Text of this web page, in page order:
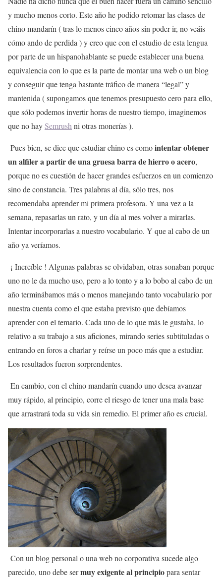
y mucho menos corto. Este año he podido retomar las clases de
chino mandarín ( tras lo menos cinco años sin poder ir, no veáis
cómo ando de perdida ) y creo que con el estudio de esta lengua
por parte de un hispanohablante se puede establecer una buena
equivalencia con lo que es la parte de montar una web o un blog
y conseguir que tenga bastante tráfico de manera “legal” y
mantenida ( supongamos que tenemos presupuesto cero para ello,
que sólo podemos invertir horas de nuestro tiempo, imaginemos
que no haySemrush ni otras monerías ).
Pues bien, se dice que estudiar chino es comointentar obtener
un alfiler a partir de una gruesa barra de hierro o acero,
porque no es cuestión de hacer grandes esfuerzos en un comienzo
sino de constancia. Tres palabras al día, sólo tres, nos
recomendaba aprender mi primera profesora. Y una vez a la
semana, repasarlas un rato, y un día al mes volver a mirarlas.
Intentar incorporarlas a nuestro vocabulario. Y que al cabo de un
año ya veríamos.
¡ Increíble ! Algunas palabras se olvidaban, otras sonaban porque
uno no le da mucho uso, pero a lo tonto y a lo bobo al cabo de un
año terminábamos más o menos manejando tanto vocabulario por
nuestra cuenta como el que estaba previsto que debíamos
aprender con el temario. Cada uno de lo que más le gustaba, lo
relativo a su trabajo a sus aficiones, mirando series subtituladas o
entrando en foros a charlar y reírse un poco más que a estudiar.
Los resultados fueron sorprendentes.
En cambio, con el chino mandarín cuando uno desea avanzar
muy rápido, al principio, corre el riesgo de tener una mala base
que arrastrará toda su vida sin remedio. El primer año es crucial.
Con un blog personal o una web no corporativa sucede algo
parecido, uno debe sermuy exigente al principiopara sentar